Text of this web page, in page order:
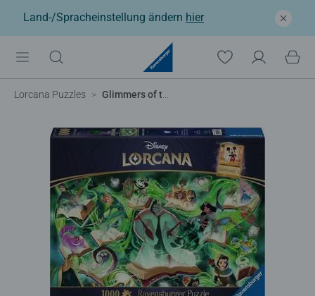
Land-/Spracheinstellung ändern hier
Lorcana Puzzles Glimmers of the Realm: Emerald